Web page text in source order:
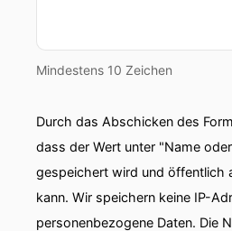
00:01:02: Ja, richtig cool.
00:01:05: Richtig cool und
viele spannende Dinge aus
Astronautin hören.
Mindestens 10 Zeichen
Durch das Abschicken des
dass der Wert unter "Name
gespeichert wird und öffentlich
kann. Wir speichern keine IP-
personenbezogene Daten. Die